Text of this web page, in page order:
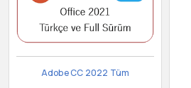
Adobe CC 2022 Tüm